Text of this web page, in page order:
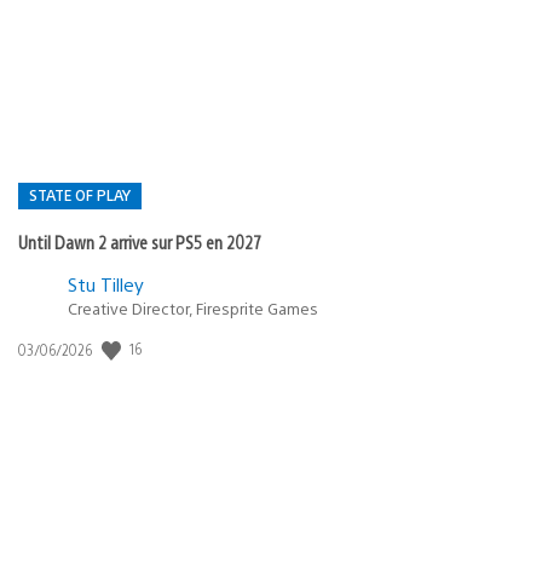
STATE OF PLAY
Until Dawn 2 arrive sur PS5 en 2027
Postée
:
Stu Tilley
Creative Director, Firesprite Games
Date
03/06/2026 16